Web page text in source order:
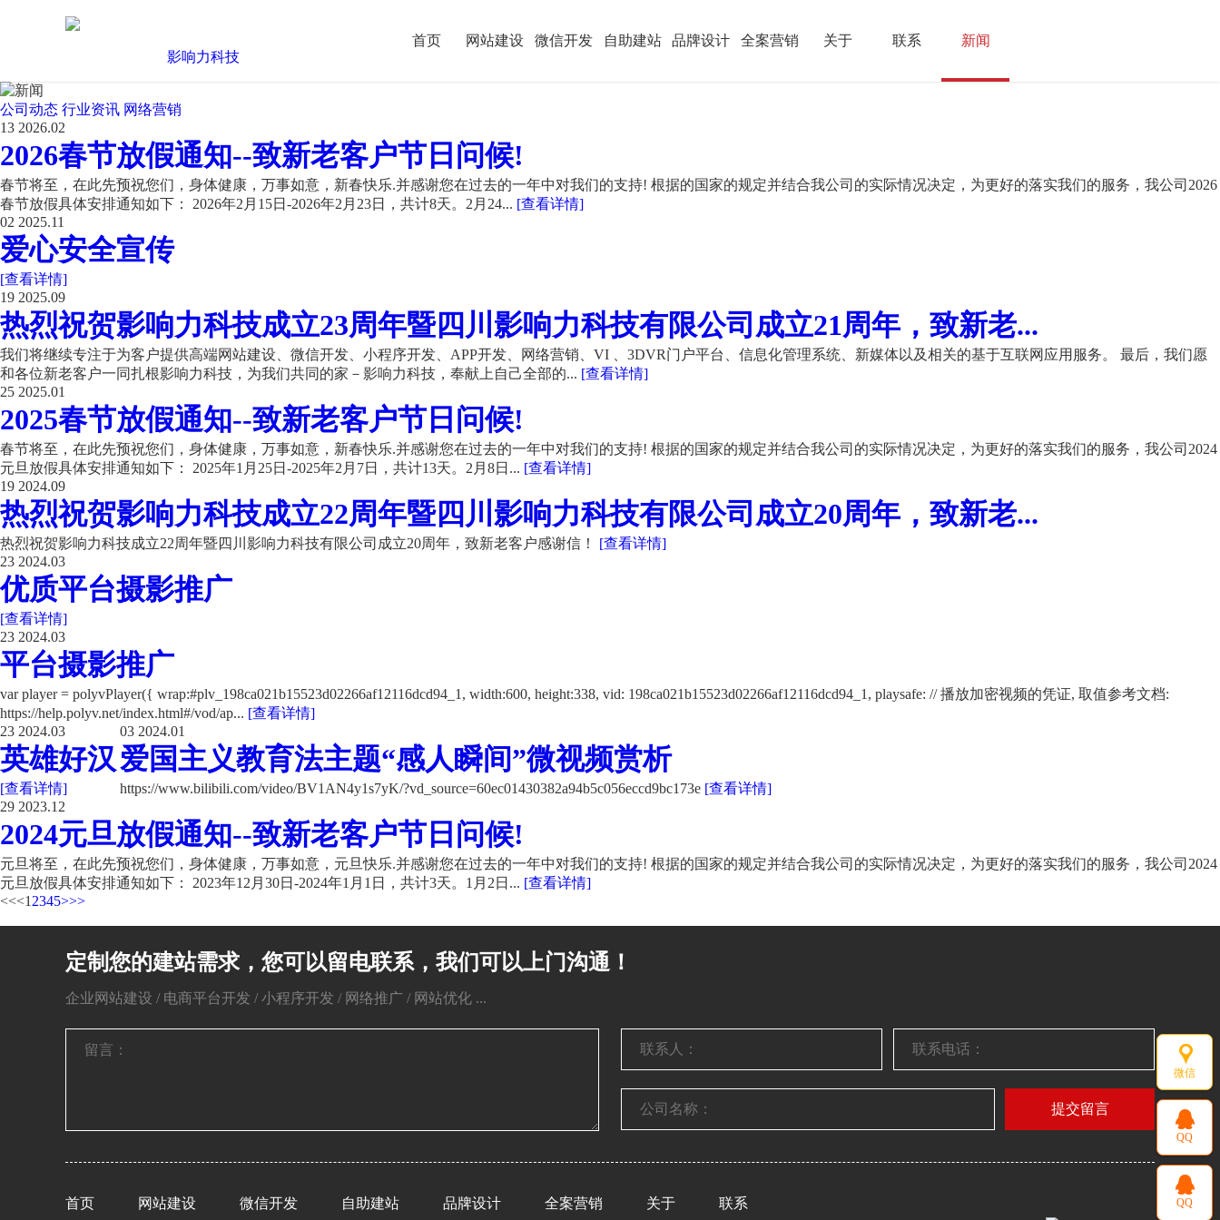
首页 网站建设 微信开发 自助建站 品牌设计 全案营销 关于 联系 新闻
公司动态 行业资讯 网络营销
13 2026.02
2026春节放假通知--致新老客户节日问候!
春节将至，在此先预祝您们，身体健康，万事如意，新春快乐.并感谢您在过去的一年中对我们的支持! 根据的国家的规定并结合我公司的实际情况决定，为更好的落实我们的服务，我公司2026
春节放假具体安排通知如下： 2026年2月15日-2026年2月23日，共计8天。2月24... [查看详情]
02 2025.11
爱心安全宣传
[查看详情]
19 2025.09
热烈祝贺影响力科技成立23周年暨四川影响力科技有限公司成立21周年，致新老...
我们将继续专注于为客户提供高端网站建设、微信开发、小程序开发、APP开发、网络营销、VI 、3DVR门户平台、信息化管理系统、新媒体以及相关的基于互联网应用服务。 最后，我们愿
和各位新老客户一同扎根影响力科技，为我们共同的家－影响力科技，奉献上自己全部的... [查看详情]
25 2025.01
2025春节放假通知--致新老客户节日问候!
春节将至，在此先预祝您们，身体健康，万事如意，新春快乐.并感谢您在过去的一年中对我们的支持! 根据的国家的规定并结合我公司的实际情况决定，为更好的落实我们的服务，我公司2024
元旦放假具体安排通知如下： 2025年1月25日-2025年2月7日，共计13天。2月8日... [查看详情]
19 2024.09
热烈祝贺影响力科技成立22周年暨四川影响力科技有限公司成立20周年，致新老...
热烈祝贺影响力科技成立22周年暨四川影响力科技有限公司成立20周年，致新老客户感谢信！ [查看详情]
23 2024.03
优质平台摄影推广
[查看详情]
23 2024.03
平台摄影推广
var player = polyvPlayer({ wrap:#plv_198ca021b15523d02266af12116dcd94_1, width:600, height:338, vid: 198ca021b15523d02266af12116dcd94_1, playsafe: // 播放加密视频的凭证, 取值参考文档:
https://help.polyv.net/index.html#/vod/ap... [查看详情]
23 2024.03
英雄好汉
[查看详情]
03 2024.01
爱国主义教育法主题“感人瞬间”微视频赏析
https://www.bilibili.com/video/BV1AN4y1s7yK/?vd_source=60ec01430382a94b5c056eccd9bc173e [查看详情]
29 2023.12
2024元旦放假通知--致新老客户节日问候!
元旦将至，在此先预祝您们，身体健康，万事如意，元旦快乐.并感谢您在过去的一年中对我们的支持! 根据的国家的规定并结合我公司的实际情况决定，为更好的落实我们的服务，我公司2024
元旦放假具体安排通知如下： 2023年12月30日-2024年1月1日，共计3天。1月2日... [查看详情]
<<<1 2345>>>
定制您的建站需求，您可以留电联系，我们可以上门沟通！
企业网站建设 / 电商平台开发 / 小程序开发 / 网络推广 / 网站优化 ...
提交留言
首页 网站建设 微信开发 自助建站 品牌设计 全案营销 关于 联系
QQ
QQ
微信